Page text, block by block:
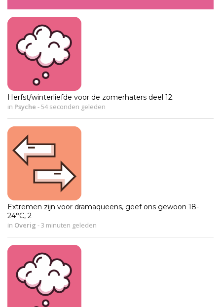
Herfst/winterliefde voor de zomerhaters deel 12.
in Psyche -54 seconden geleden
Extremen zijn voor dramaqueens, geef ons gewoon 18-
24°C, 2
in Overig -3 minuten geleden